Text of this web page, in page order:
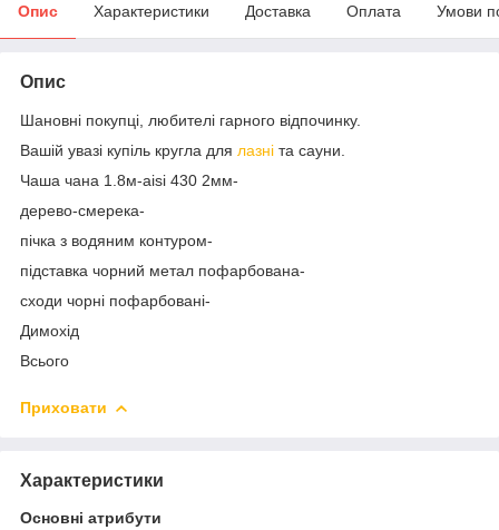
Опис Характеристики Доставка Оплата Умови
Опис
Шановні покупці, любителі гарного відпочинку.
Вашій увазі купіль кругла для лазні та сауни.
Чаша чана 1.8м-aisi 430 2мм-
дерево-смерека-
пічка з водяним контуром-
підставка чорний метал пофарбована-
сходи чорні пофарбовані-
Димохід
Всього
Приховати
Характеристики
Основні атрибути